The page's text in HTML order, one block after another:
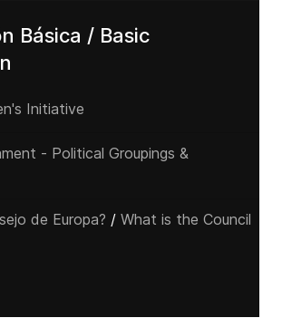
Básica / Basic
Initiative
- Political Groupings &
de Europa? / What is the Council